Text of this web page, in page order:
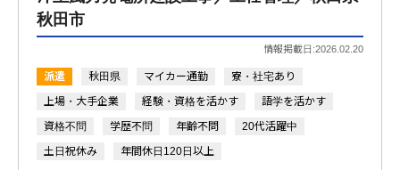
秋田市
情報掲載日:2026.02.20
派遣 秋田県 マイカー通勤
寮・社宅あり
上場・大手企業
経験・資格を活かす
語学を活かす
資格不問
学歴不問 年齢不問
20代活躍中
土日祝休み
年間休日120日以上